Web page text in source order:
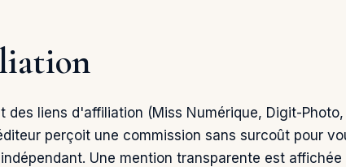
des liens d'affiliation (Miss Numérique, Digit-
perçoit une commission sans surcoût pour
Une mention transparente est